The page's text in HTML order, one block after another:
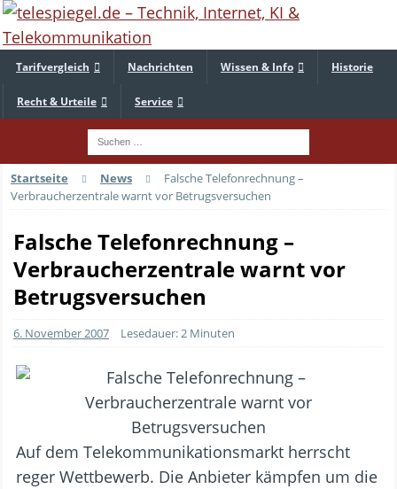
Tarifvergleich Nachrichten Wissen & Info Historie
Recht & Urteile Service
Startseite News
Falsche Telefonrechnung –
Verbraucherzentrale warnt vor Betrugsversuchen
Falsche Telefonrechnung –
Verbraucherzentrale warnt vor
Betrugsversuchen
6. November 2007 Lesedauer: 2 Minuten
Auf dem Telekommunikationsmarkt herrscht
reger Wettbewerb. Die Anbieter kämpfen um die